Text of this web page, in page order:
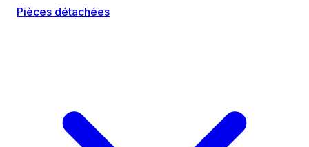
Pièces détachées